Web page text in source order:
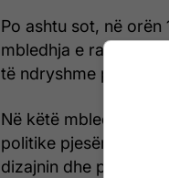
Po ashtu sot, në orën
mbledhja e radhës e
të ndryshme
Në këtë mbledhje,
politike
dizajnin dhe